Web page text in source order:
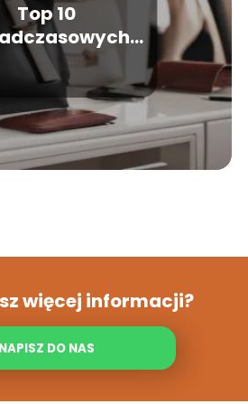
Top 10
garderoby,
każdy powinien
mieć
więcej informacji?
NAPISZ DO NAS